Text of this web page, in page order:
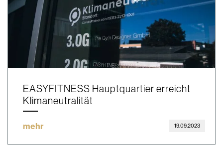
EASYFITNESS Hauptquartier erreicht
Klimaneutralität
mehr 19.09.2023